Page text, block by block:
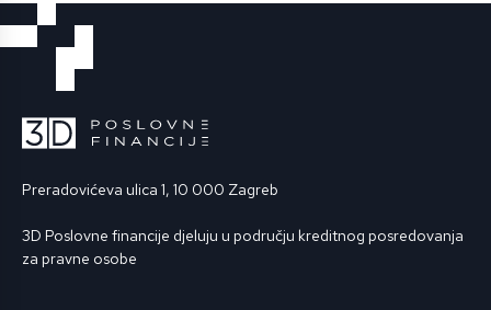
Preradovićeva ulica 1, 10 000 Zagreb
3D Poslovne financije djeluju u području kreditnog posredovanja
za pravne osobe